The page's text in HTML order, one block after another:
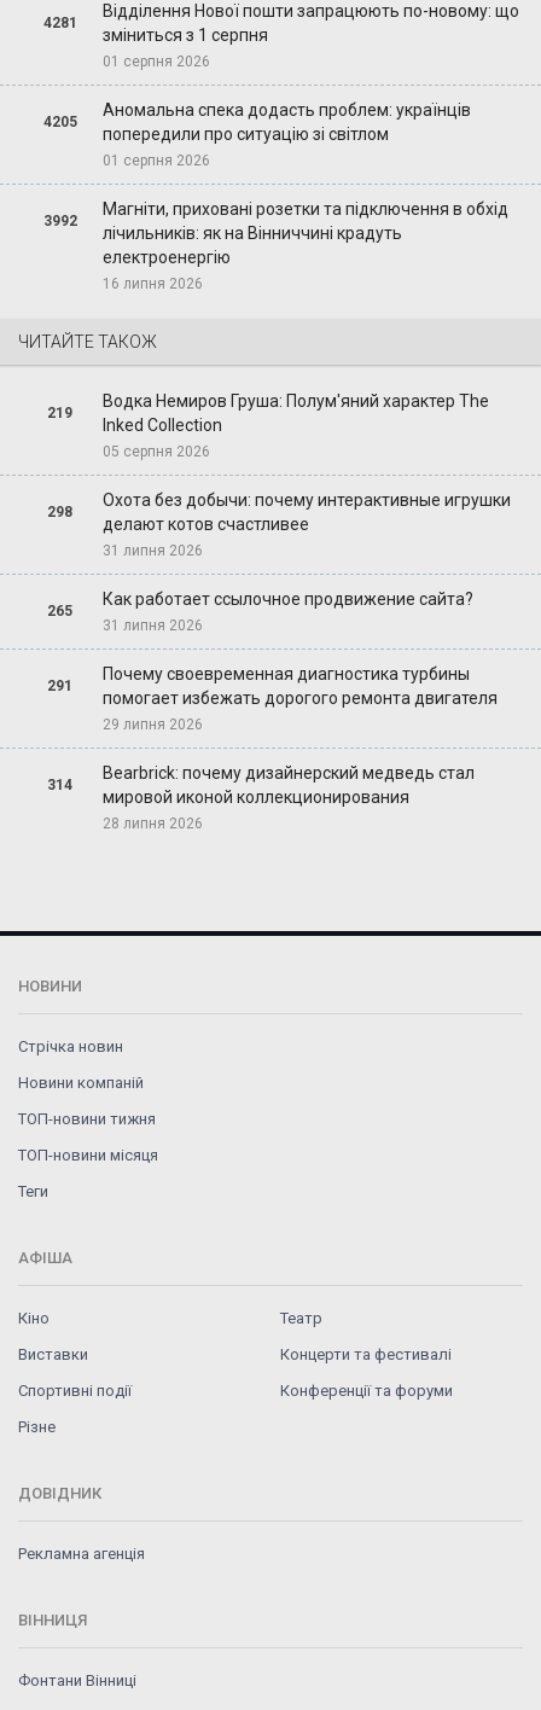
4281
Відділення Нової пошти запрацюють по-новому: що
зміниться з 1 серпня
01 серпня 2026
4205
Аномальна спека додасть проблем: українців
попередили про ситуацію зі світлом
01 серпня 2026
3992
Магніти, приховані розетки та підключення в обхід
лічильників: як на Вінниччині крадуть
електроенергію
16 липня 2026
ЧИТАЙТЕ ТАКОЖ
219
Водка Немиров Груша: Полум'яний характер The
Inked Collection
05 серпня 2026
298
Охота без добычи: почему интерактивные игрушки
делают котов счастливее
31 липня 2026
265
Как работает ссылочное продвижение сайта?
31 липня 2026
291
Почему своевременная диагностика турбины
помогает избежать дорогого ремонта двигателя
29 липня 2026
314
Bearbrick: почему дизайнерский медведь стал
мировой иконой коллекционирования
28 липня 2026
НОВИНИ
Стрічка новин
Новини компаній
ТОП-новини тижня
ТОП-новини місяця
Теги
АФІША
Кіно
Театр
Виставки
Концерти та фестивалі
Спортивні події
Конференції та форуми
Різне
ДОВІДНИК
Рекламна агенція
ВІННИЦЯ
Фонтани Вінниці